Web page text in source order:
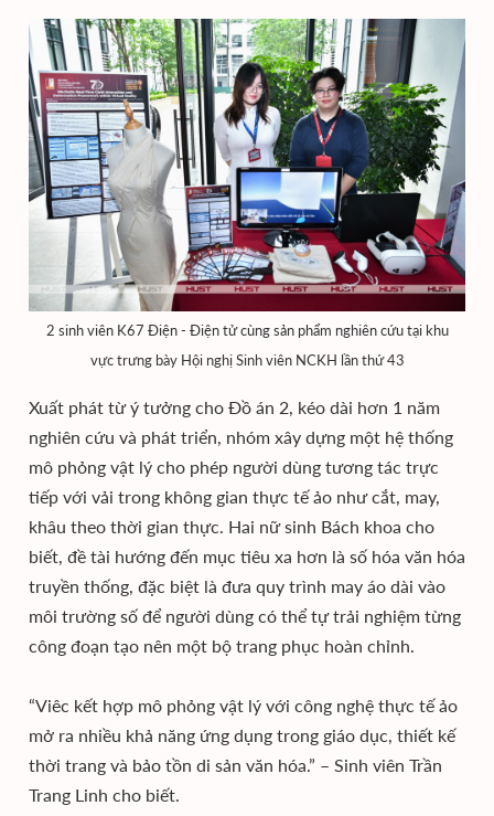
2 sinh viên K67 Điện - Điện tử cùng sản phẩm nghiên cứu tại khu
vực trưng bày Hội nghị Sinh viên NCKH lần thứ 43
Xuất phát từ ý tưởng cho Đồ án 2, kéo dài hơn 1 năm
nghiên cứu và phát triển, nhóm xây dựng một hệ thống
mô phỏng vật lý cho phép người dùng tương tác trực
tiếp với vải trong không gian thực tế ảo như cắt, may,
khâu theo thời gian thực. Hai nữ sinh Bách khoa cho
biết, đề tài hướng đến mục tiêu xa hơn là số hóa văn hóa
truyền thống, đặc biệt là đưa quy trình may áo dài vào
môi trường số để người dùng có thể tự trải nghiệm từng
công đoạn tạo nên một bộ trang phục hoàn chỉnh.
“Viêc kết hợp mô phỏng vật lý với công nghệ thực tế ảo
mở ra nhiều khả năng ứng dụng trong giáo dục, thiết kế
thời trang và bảo tồn di sản văn hóa.” – Sinh viên Trần
Trang Linh cho biết.